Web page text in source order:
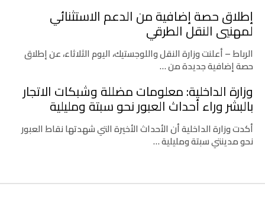
إطلاق حصة إضافية من الدعم الاستثنائي
لمهنيي النقل الطرقي
الرباط – أعلنت وزارة النقل واللوجستيك، اليوم الثلاثاء، عن إطلاق
حصة إضافية جديدة من …
وزارة الداخلية: معلومات مضللة وشبكات الاتجار
بالبشر وراء أحداث العبور نحو سبتة ومليلية
أكدت وزارة الداخلية أن الأحداث الأخيرة التي شهدتها نقاط العبور
نحو مدينتي سبتة ومليلية …